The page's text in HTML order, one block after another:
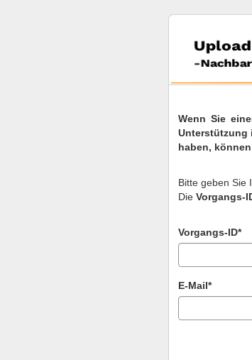
Wenn Sie
Unterstützung
haben,
Bitte geben Sie
DieVorgangs-
Vorgangs-ID*
E-Mail*